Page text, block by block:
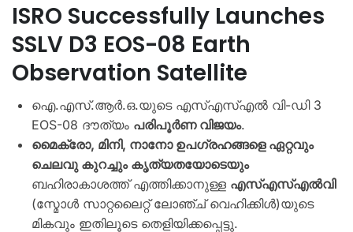
ISRO Successfully Launches
SSLV D3 EOS-08 Earth
Observation Satellite
ഐ.എസ്.ആർ.ഒ.യുടെ എസ്എസ്എൽ വി-ഡി 3
EOS-08 ദൗത്യം പരിപൂർണ വിജയം.
മൈക്രോ, മിനി, നാനോ ഉപഗ്രഹങ്ങളെ ഏറ്റവും
ചെലവു കുറച്ചും കൃത്യതയോടെയും
ബഹിരാകാശത്ത് എത്തിക്കാനുള്ള എസ്എസ്എൽവി
(സ്മോൾ സാറ്റലൈറ്റ് ലോഞ്ച് വെഹിക്കിൾ)യുടെ
മികവും ഇതിലൂടെ തെളിയിക്കപ്പെട്ടു.